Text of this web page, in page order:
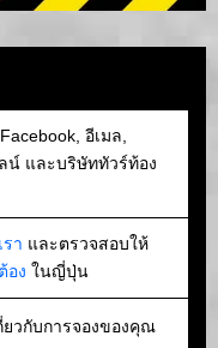
อีเมล,
น์ และบริษัททัวร์ท้อง
รา และตรวจสอบให้
อง ในญี่ปุ่น
วกับการจองของคุณ